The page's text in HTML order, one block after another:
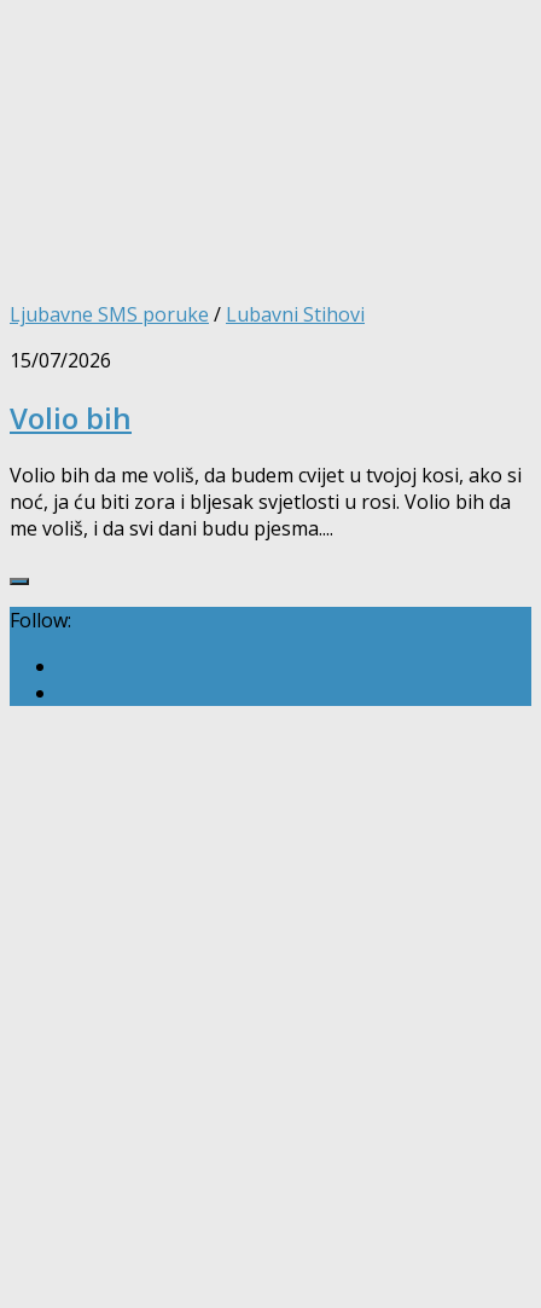
Ljubavne SMS poruke / Lubavni Stihovi
15/07/2026
Volio bih
Volio bih da me voliš, da budem cvijet u tvojoj kosi, ako si
noć, ja ću biti zora i bljesak svjetlosti u rosi. Volio bih da
me voliš, i da svi dani budu pjesma....
Follow: